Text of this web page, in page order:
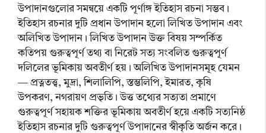
উপাদানগুলোর সমন্বয়ে একটি পূর্ণাঙ্গ ইতিহাস রচনা সম্ভব।
ইতিহাস রচনার দুটি প্রধান উপাদান হলো লিখিত উপাদান এবং
অলিখিত উপাদান। লিখিত উপাদান উক্ত বিষয় সম্পর্কিত
কতিপয় গুরুত্বপূর্ণ তথ্য বা নিরেট সত্য সংবলিত গুরুত্বপূর্ণ
দলিলের ভূমিকায় অবতীর্ণ হয়। অলিখিত উপাদানসমূহ যেমন
— প্রত্নতত্ত্ব, মুদ্রা, শিলালিপি, স্তম্ভলিপি, ইমারত, কৃষি
উপকরণ, নগরায়ণ প্রভৃতি। উত্ত তথ্যের সত্যতা প্রমাণে
গুরুত্বপূর্ণ সহায়ক শক্তির ভূমিকায় অবতীর্ণ হয়ে একটি সত্যনিষ্ঠ
ইতিহাস রচনার দুটি গুরুত্বপূর্ণ উপাদানের স্বীকৃতি অর্জন করে।